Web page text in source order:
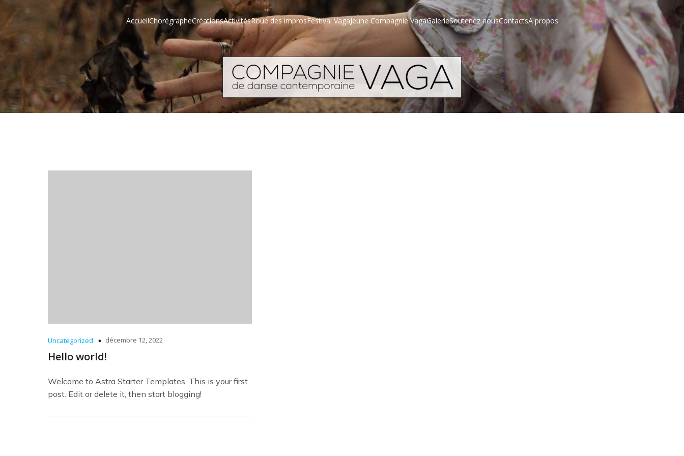
AccueilChorégrapheCréationsActivitésRoue des improsFestival VagaJeune Compagnie VagaGalerieSoutenez nousContactsA propos
Uncategorized décembre 12, 2022
Hello world!
Welcome to Astra Starter Templates. This is your first
post. Edit or delete it, then start blogging!